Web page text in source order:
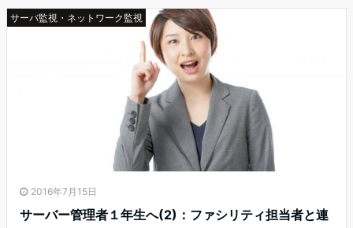
サーバ監視・ネットワーク監視
2016年7月15日
サーバー管理者１年生へ(2)：ファシリティ担当者と連